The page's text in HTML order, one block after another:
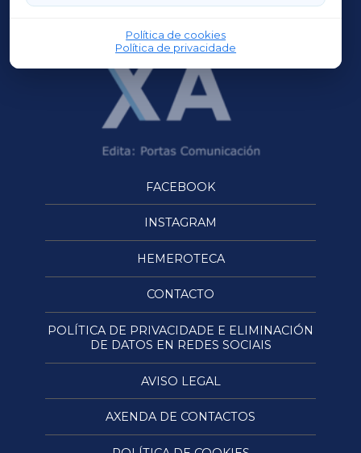
Política de cookies
Política de privacidade
OURENSEXA
FACEBOOK
INSTAGRAM
HEMEROTECA
CONTACTO
POLÍTICA DE PRIVACIDADE E ELIMINACIÓN
DE DATOS EN REDES SOCIAIS
AVISO LEGAL
AXENDA DE CONTACTOS